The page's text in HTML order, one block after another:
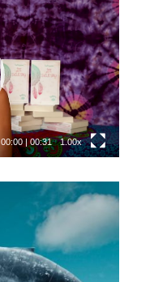
00:00|00:31 1.00x